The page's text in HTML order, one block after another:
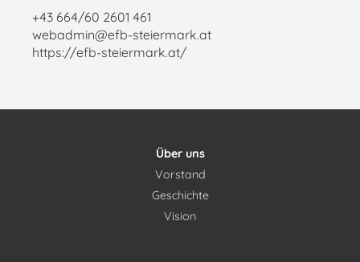
+43 664/60 2601 461
webadmin@efb-steiermark.at
https://efb-steiermark.at/
Über uns
Vorstand
Geschichte
Vision